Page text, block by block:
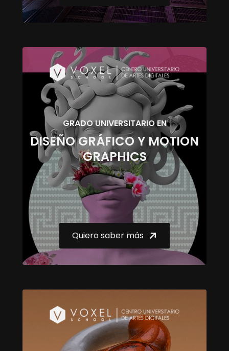
GRADO UNIVERSITARIO EN
DISEÑO GRÁFICO Y MOTION
GRAPHICS
Quiero saber más